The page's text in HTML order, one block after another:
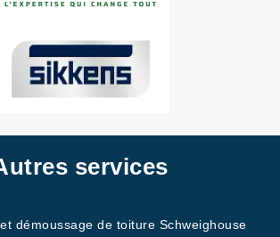
services
démoussage de toiture Schweighouse